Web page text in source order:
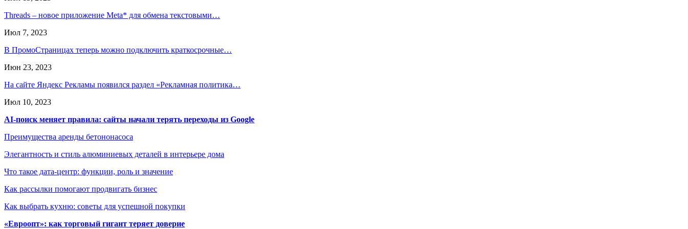
Threads – новое приложение Meta* для обмена текстовыми…
Июл 7, 2023
В ПромоСтраницах теперь можно подключить краткосрочные…
Июн 23, 2023
На сайте Яндекс Рекламы появился раздел «Рекламная политика…
Июл 10, 2023
AI-поиск меняет правила: сайты начали терять переходы из Google
Преимущества аренды бетононасоса
Элегантность и стиль алюминиевых деталей в интерьере дома
Что такое дата-центр: функции, роль и значение
Как рассылки помогают продвигать бизнес
Как выбрать кухню: советы для успешной покупки
«Евроопт»: как торговый гигант теряет доверие